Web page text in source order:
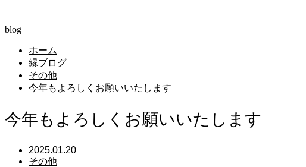
blog
ホーム
縁ブログ
その他
今年もよろしくお願いいたします
今年もよろしくお願いいたします
2025.01.20
その他